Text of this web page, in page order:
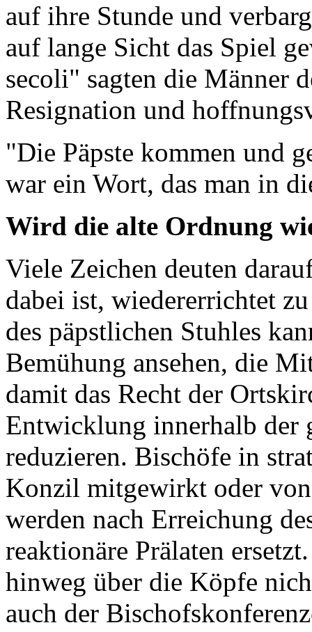
auf ihre Stunde und
auf lange Sicht das Spiel
secoli" sagten die Männer
Resignation und
"Die Päpste kommen und
war ein Wort, das man in
Wird die alte Ordnung
Viele Zeichen deuten
dabei ist, wiedererrichtet
des päpstlichen Stuhles
Bemühung ansehen, die
damit das Recht der
Entwicklung innerhalb der
reduzieren. Bischöfe in
Konzil mitgewirkt oder
werden nach Erreichung
reaktionäre Prälaten
hinweg über die Köpfe
auch der